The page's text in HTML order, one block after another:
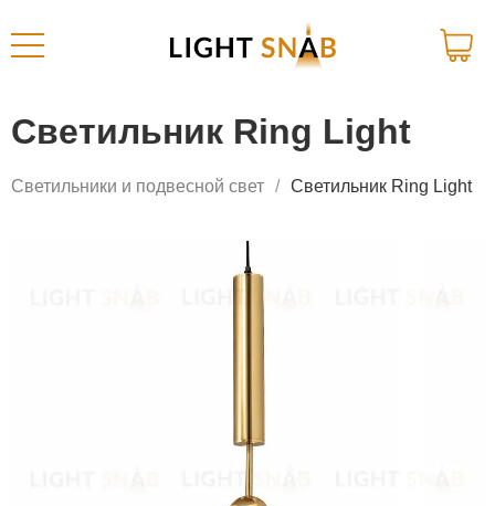
Светильник Ring Light
Светильники и подвесной свет Светильник Ring Light